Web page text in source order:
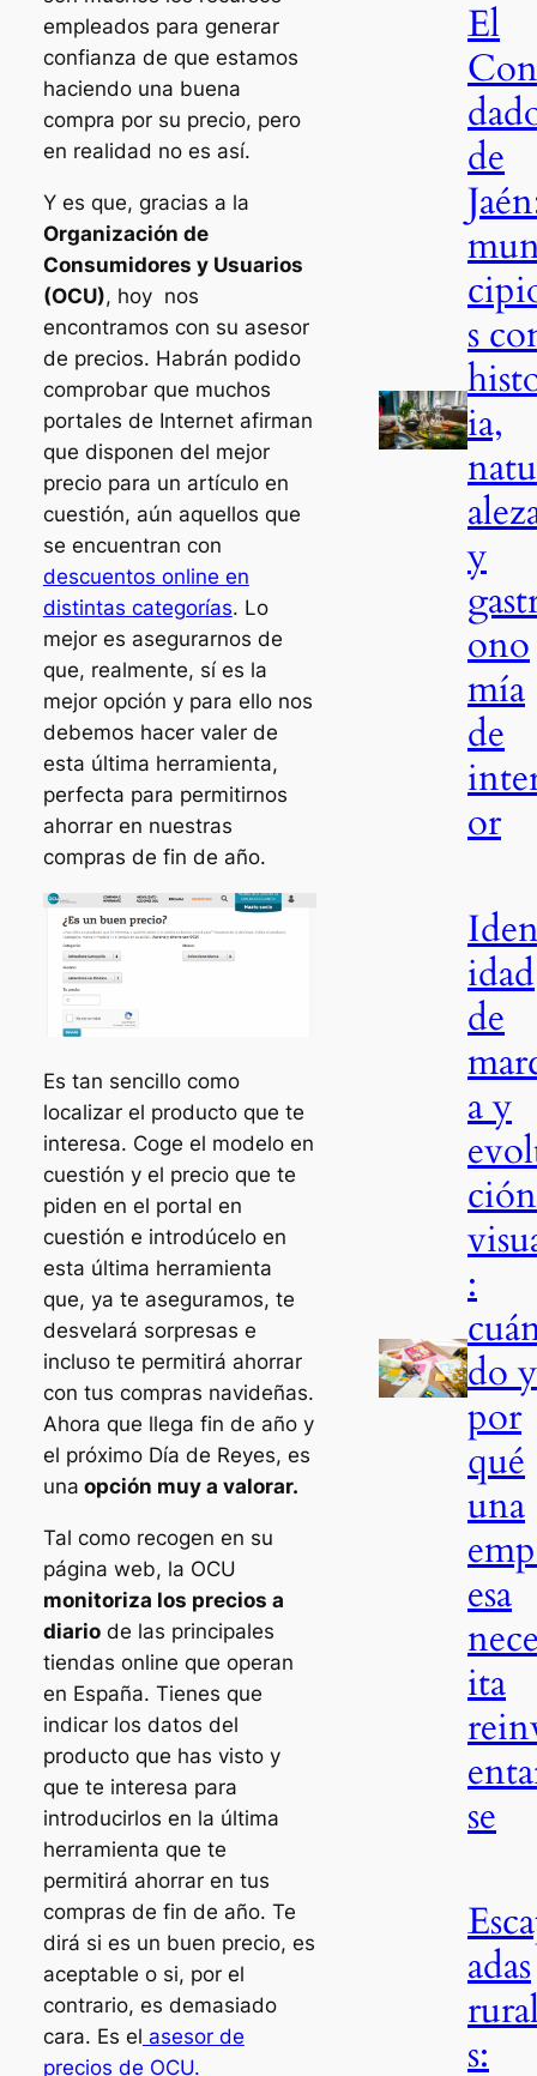
empleados para generar
confianza de que estamos
haciendo una buena
compra por su precio, pero
en realidad no es así.
Y es que, gracias a la
Organización de
Consumidores y Usuarios
(OCU), hoy nos
encontramos con su asesor
de precios. Habrán podido
comprobar que muchos
portales de Internet afirman
que disponen del mejor
precio para un artículo en
cuestión, aún aquellos que
se encuentran con
descuentos online en
distintas categorías. Lo
mejor es asegurarnos de
que, realmente, sí es la
mejor opción y para ello nos
debemos hacer valer de
esta última herramienta,
perfecta para permitirnos
ahorrar en nuestras
compras de fin de año.
Es tan sencillo como
localizar el producto que te
interesa. Coge el modelo en
cuestión y el precio que te
piden en el portal en
cuestión e introdúcelo en
esta última herramienta
que, ya te aseguramos, te
desvelará sorpresas e
incluso te permitirá ahorrar
con tus compras navideñas.
Ahora que llega fin de año y
el próximo Día de Reyes, es
una opción muy a valorar.
Tal como recogen en su
página web, la OCU
monitoriza los precios a
diariode las principales
tiendas online que operan
en España. Tienes que
indicar los datos del
producto que has visto y
que te interesa para
introducirlos en la última
herramienta que te
permitirá ahorrar en tus
compras de fin de año. Te
dirá si es un buen precio, es
aceptable o si, por el
contrario, es demasiado
cara. Es el asesor de
precios de OCU.
El
de
s
ia,
y
ono
mía
de
or
idad
de
a y
ción
:
do y
por
qué
una
esa
ita
se
adas
s: